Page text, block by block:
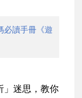
必讀手冊《遊
」迷思，教你